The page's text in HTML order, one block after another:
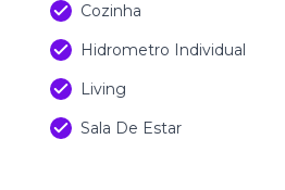
Cozinha
Hidrometro Individual
Living
Sala De Estar